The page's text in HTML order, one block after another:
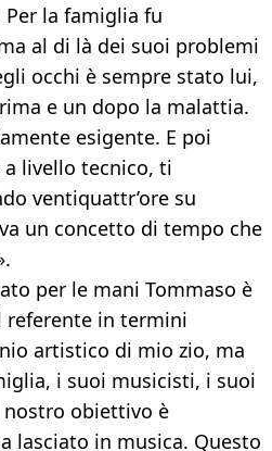
Per la famiglia fu
al di là dei suoi problemi
occhi è sempre stato lui,
e un dopo la malattia.
esigente. E poi
livello tecnico, ti
ventiquattr’ore su
un concetto di tempo che
per le mani Tommaso è
referente in termini
artistico di mio zio, ma
i suoi musicisti, i suoi
obiettivo è
lasciato in musica. Questo